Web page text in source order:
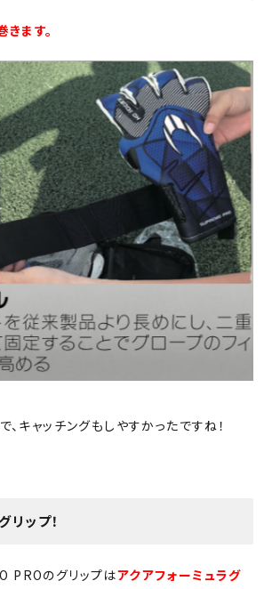
ます。
キャッチングもしやすかったですね！
リップ！
PROのグリップはアクアフォーミュラグ